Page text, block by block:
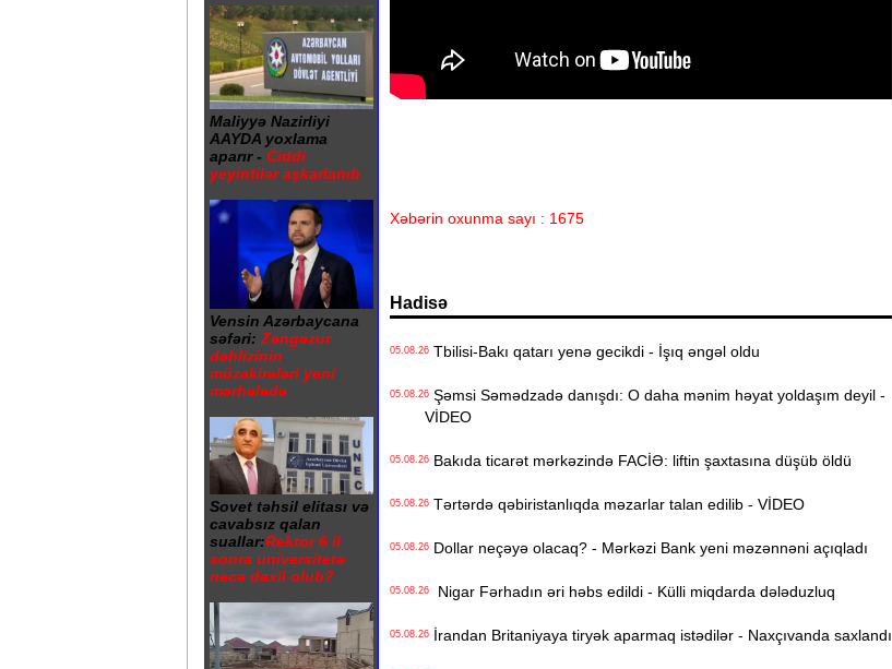
Maliyyə Nazirliyi
AAYDA yoxlama
aparır - Ciddi
yeyintilər aşkarlanıb
Vensin Azərbaycana
səfəri: Zəngəzur
dəhlizinin
müzakirələri yeni
mərhələdə
Sovet təhsil elitası və
cavabsız qalan
suallar:Rektor 6 il
sonra universitetə
necə daxil olub?
Xəbərin oxunma sayı : 1675
Hadisə
05.08.26Tbilisi-Bakı qatarı yenə gecikdi - İşıq əngəl oldu
05.08.26Şəmsi Səmədzadə danışdı: O daha mənim həyat yoldaşım deyil -
VİDEO
05.08.26Bakıda ticarət mərkəzində FACİƏ: liftin şaxtasına düşüb öldü
05.08.26Tərtərdə qəbiristanlıqda məzarlar talan edilib - VİDEO
05.08.26Dollar neçəyə olacaq? - Mərkəzi Bank yeni məzənnəni açıqladı
05.08.26Nigar Fərhadın əri həbs edildi - Külli miqdarda dələduzluq
05.08.26İrandan Britaniyaya tiryək aparmaq istədilər - Naxçıvanda saxlandı